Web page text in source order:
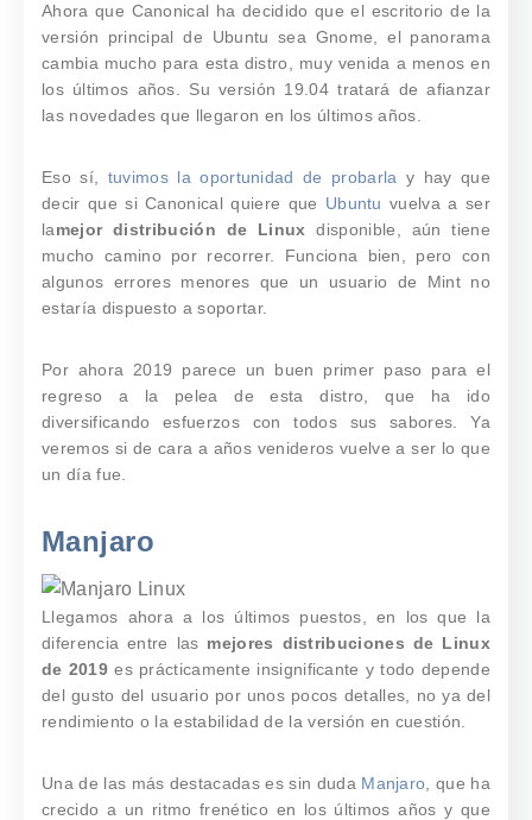
Ahora que Canonical ha decidido que el escritorio de la
versión principal de Ubuntu sea Gnome , el panorama
cambia mucho para esta distro, muy venida a menos en
los últimos años. Su versión 19.04 tratará de afianzar
las novedades que llegaron en los últimos años.
Eso sí, tuvimos la oportunidad de probarla y hay que
decir que si Canonical quiere que Ubuntu vuelva a ser
lamejor distribución de Linux disponible , aún tiene
mucho camino por recorrer. Funciona bien, pero con
algunos errores menores que un usuario de Mint no
estaría dispuesto a soportar.
Por ahora 2019 parece un buen primer paso para el
regreso a la pelea de esta distro, que ha ido
diversificando esfuerzos con todos sus sabores. Ya
veremos si de cara a años venideros vuelve a ser lo que
un día fue.
Manjaro
Llegamos ahora a los últimos puestos, en los que la
diferencia entre las mejores distribuciones de Linux
de 2019 es prácticamente insignificante y todo depende
del gusto del usuario por unos pocos detalles, no ya del
rendimiento o la estabilidad de la versión en cuestión.
Una de las más destacadas es sin duda Manjaro , que ha
crecido a un ritmo frenético en los últimos años y que